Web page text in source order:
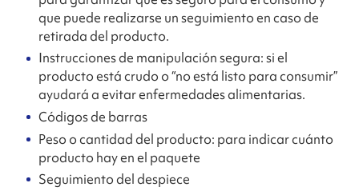
que puede realizarse un seguimiento en caso de
retirada del producto.
Instrucciones de manipulación segura: si el
producto está crudo o “no está listo para consumir”
ayudará a evitar enfermedades alimentarias.
Códigos de barras
Peso o cantidad del producto: para indicar cuánto
producto hay en el paquete
Seguimiento del despiece